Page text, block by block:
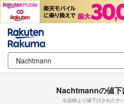
Nachtmannの値下
出品時より値下げされたナ